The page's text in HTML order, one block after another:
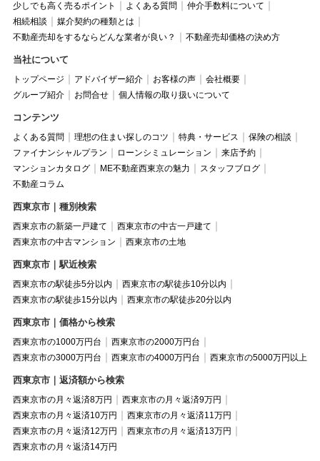
少しでも高く売るポイント
よくある質問
仲介手数料について
相続相談
媒介契約の種類とは
不動産売却をするならどんな業者が良い？
不動産売却価格の決め方
当社について
トップページ アドバイザー紹介 お客様の声
会社概要
グループ紹介
お問合せ 個人情報の取り扱いについて
コンテンツ
よくある質問 理想の住まい探しのコツ 特典・サービス
保険の相談
ファイナンシャルプラン
ローンシミュレーション
来店予約
マンションカタログ
ME不動産西東京の魅力
スタッフブログ
不動産コラム
西東京市｜種別検索
西東京市の新築一戸建て
西東京市の中古一戸建て
西東京市の中古マンション
西東京市の土地
西東京市｜駅近検索
西東京市の駅徒歩5分以内
西東京市の駅徒歩10分以内
西東京市の駅徒歩15分以内
西東京市の駅徒歩20分以内
西東京市｜価格から検索
西東京市の1000万円台
西東京市の2000万円台
西東京市の3000万円台
西東京市の4000万円台 西東京市の5000万円以上
西東京市｜返済額から検索
西東京市の月々返済8万円
西東京市の月々返済9万円
西東京市の月々返済10万円
西東京市の月々返済11万円
西東京市の月々返済12万円
西東京市の月々返済13万円
西東京市の月々返済14万円